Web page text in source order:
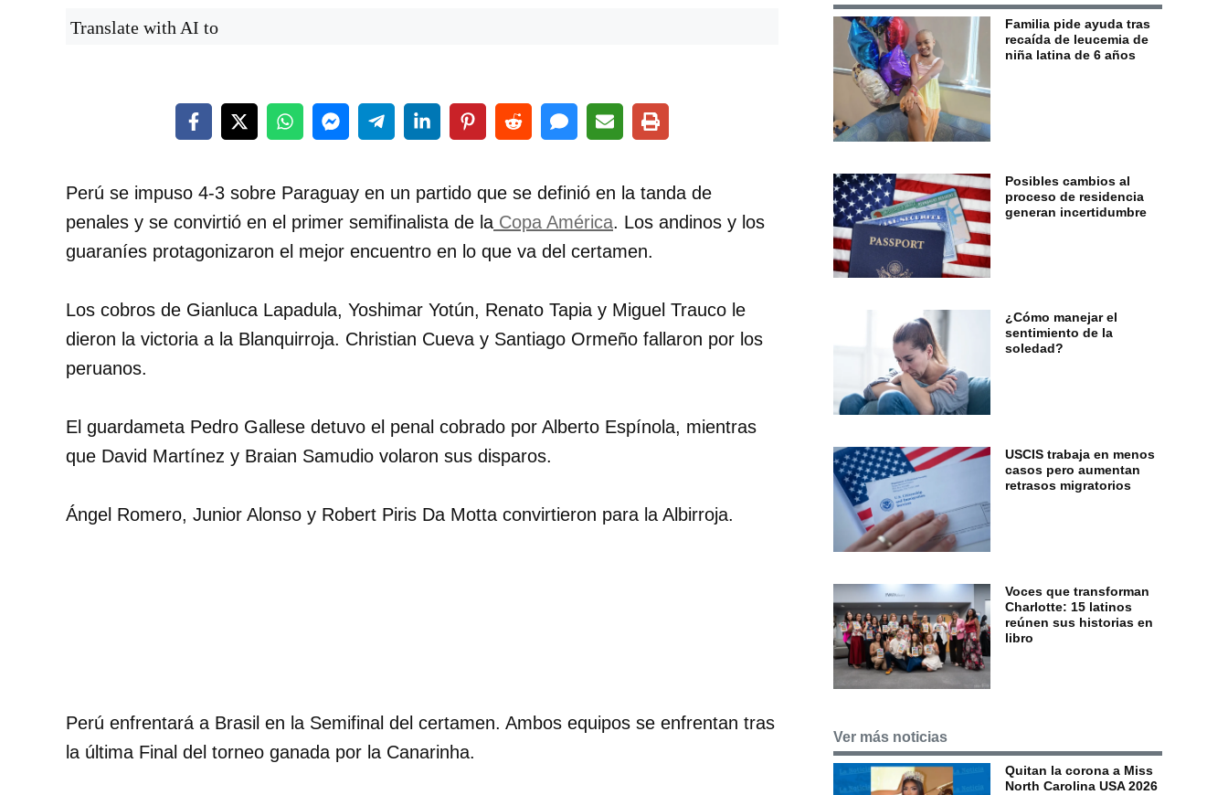
Translate with AI to
Perú se impuso 4-3 sobre Paraguay en un partido que se definió en la tanda de
penales y se convirtió en el primer semifinalista de la Copa América. Los andinos y los
guaraníes protagonizaron el mejor encuentro en lo que va del certamen.
Los cobros de Gianluca Lapadula, Yoshimar Yotún, Renato Tapia y Miguel Trauco le
dieron la victoria a la Blanquirroja. Christian Cueva y Santiago Ormeño fallaron por los
peruanos.
El guardameta Pedro Gallese detuvo el penal cobrado por Alberto Espínola, mientras
que David Martínez y Braian Samudio volaron sus disparos.
Ángel Romero, Junior Alonso y Robert Piris Da Motta convirtieron para la Albirroja.
Perú enfrentará a Brasil en la Semifinal del certamen. Ambos equipos se enfrentan tras
la última Final del torneo ganada por la Canarinha.
Familia pide ayuda tras
recaída de leucemia de
niña latina de 6 años
Posibles cambios al
proceso de residencia
generan incertidumbre
¿Cómo manejar el
sentimiento de la
soledad?
USCIS trabaja en menos
casos pero aumentan
retrasos migratorios
Voces que transforman
Charlotte: 15 latinos
reúnen sus historias en
libro
Ver más noticias
Quitan la corona a Miss
North Carolina USA 2026